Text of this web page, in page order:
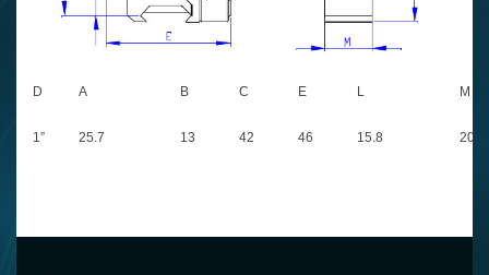
D A B C E L M
1” 25.7 13 42 46 15.8 20